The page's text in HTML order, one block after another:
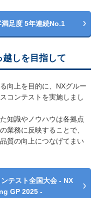
足度 5年連続No.1
しを目指して
向上を目的に、NXグルー
コンテストを実施しまし
知識やノウハウは各拠点
業務に反映することで、
質の向上につなげてまい
テスト全国大会 - NX
GP 2025 -